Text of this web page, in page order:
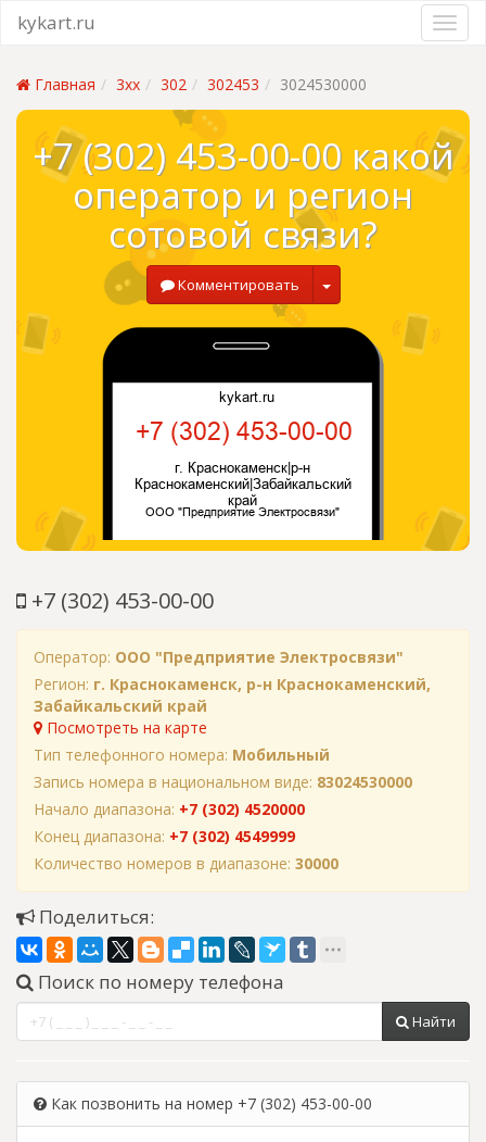
kykart.ru
Главная 3xx 302 302453 3024530000
+7 (302) 453-00-00 какой
оператор и регион
сотовой связи?
Комментировать
+7 (302) 453-00-00
Оператор: ООО "Предприятие Электросвязи"
Регион: г. Краснокаменск, р-н Краснокаменский,
Забайкальский край
Посмотреть на карте
Тип телефонного номера: Мобильный
Запись номера в национальном виде: 83024530000
Начало диапазона: +7 (302) 4520000
Конец диапазона: +7 (302) 4549999
Количество номеров в диапазоне: 30000
Поделиться:
Поиск по номеру телефона
Найти
Как позвонить на номер +7 (302) 453-00-00